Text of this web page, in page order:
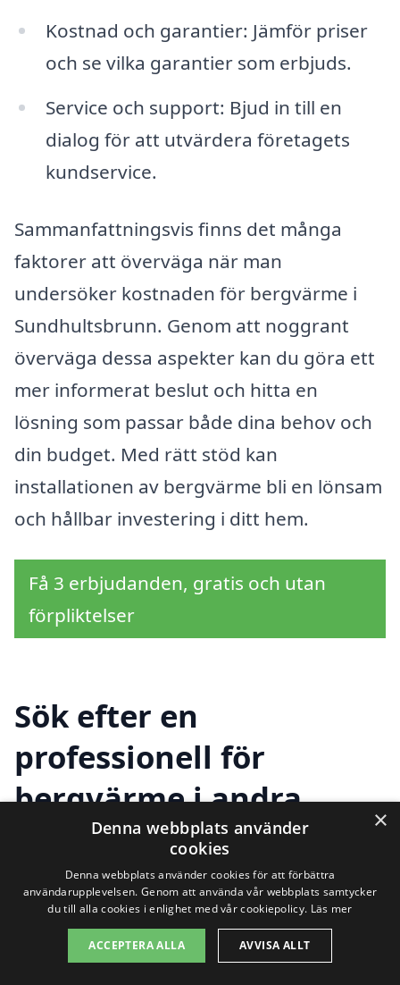
Kostnad och garantier: Jämför priser
och se vilka garantier som erbjuds.
Service och support: Bjud in till en
dialog för att utvärdera företagets
kundservice.
Sammanfattningsvis finns det många
faktorer att överväga när man
undersöker kostnaden för bergvärme i
Sundhultsbrunn. Genom att noggrant
överväga dessa aspekter kan du göra ett
mer informerat beslut och hitta en
lösning som passar både dina behov och
din budget. Med rätt stöd kan
installationen av bergvärme bli en lönsam
och hållbar investering i ditt hem.
Få 3 erbjudanden, gratis och utan
förpliktelser
Sök efter en
professionell för
bergvärme i andra
städer nära
Sundhultsbrunn
Att installera bergvärme i Sundhultsbrunn
×
Denna webbplats använder
cookies
Denna webbplats använder cookies för att förbättra
användarupplevelsen. Genom att använda vår webbplats samtycker
du till alla cookies i enlighet med vår cookiepolicy. Läs mer
ACCEPTERA ALLA AVVISA ALLT